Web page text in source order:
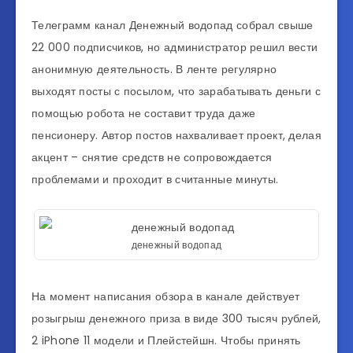
Телеграмм канал Денежный водопад собрал свыше
22 000 подписчиков, но администратор решил вести
анонимную деятельность. В ленте регулярно
выходят посты с посылом, что зарабатывать деньги с
помощью робота не составит труда даже
пенсионеру. Автор постов нахваливает проект, делая
акцент – снятие средств не сопровождается
проблемами и проходит в считанные минуты.
денежный водопад
На момент написания обзора в канале действует
розыгрыш денежного приза в виде 300 тысяч рублей,
2 iPhone 11 модели и Плейстейшн. Чтобы принять